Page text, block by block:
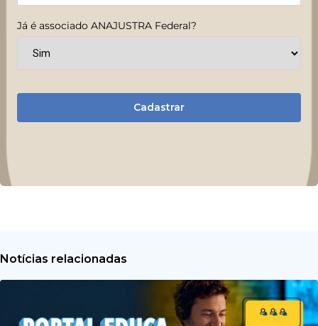
Já é associado ANAJUSTRA Federal?
Cadastrar
Notícias relacionadas